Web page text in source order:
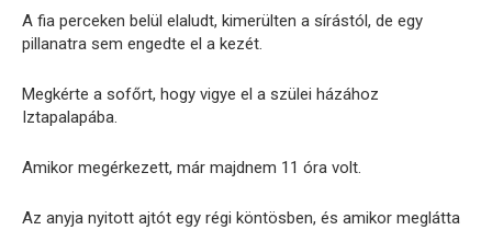
A fia perceken belül elaludt, kimerülten a sírástól, de egy
pillanatra sem engedte el a kezét.
Megkérte a sofőrt, hogy vigye el a szülei házához
Iztapalapába.
Amikor megérkezett, már majdnem 11 óra volt.
Az anyja nyitott ajtót egy régi köntösben, és amikor meglátta